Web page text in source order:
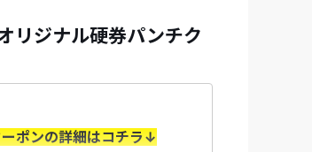
リジナル硬券パンチク
ポンの詳細はコチラ↓